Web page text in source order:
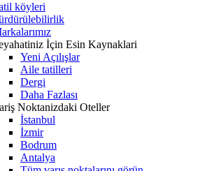
köyleri
İçin Esin Kaynaklari
Yeni Açılışlar
Aile tatilleri
Dergi
Daha Fazlası
Noktanizdaki Oteller
İstanbul
İzmir
Bodrum
Antalya